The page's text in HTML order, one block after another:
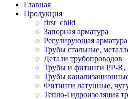
Главная
Продукция
first_child
Запорная арматура
Регулирующая арматура
Трубы стальные,
Детали трубопроводов
Трубы и фитинги PP-R,
Трубы
Фитинги латунные,
Тепло-Гидроизоляция